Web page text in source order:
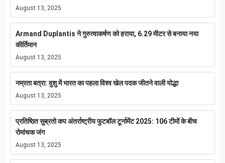
August 13, 2025
Armand Duplantis ने गुरुत्वाकर्षण को हराया, 6.29 मीटर से बनाया नया
कीर्तिमान
August 13, 2025
नम्रता बत्रा: वुशु में भारत का पहला विश्व खेल पदक जीतने वाली योद्धा
August 13, 2025
प्रतिष्ठित सुब्रतो कप अंतर्राष्ट्रीय फुटबॉल टूर्नामेंट 2025: 106 टीमों के बीच
रोमांचक जंग
August 13, 2025